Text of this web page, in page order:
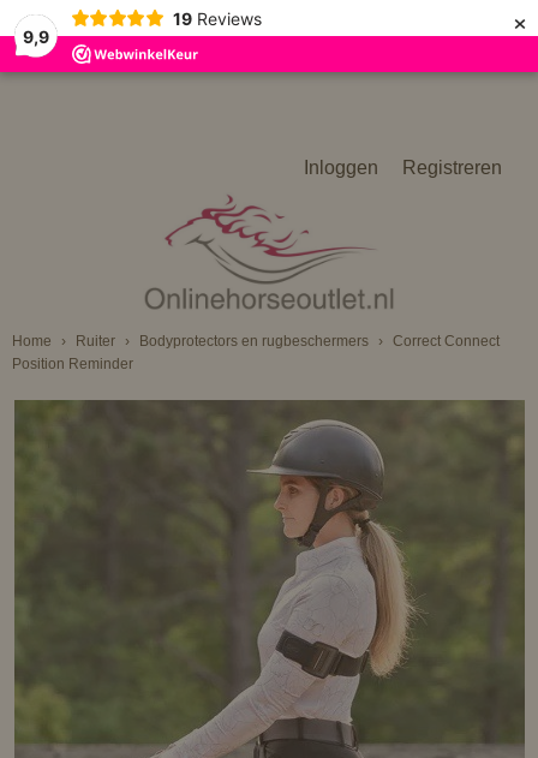
9,9
19 Reviews ×
Inloggen Registreren
Home › Ruiter › Bodyprotectors en rugbeschermers › Correct Connect
Position Reminder